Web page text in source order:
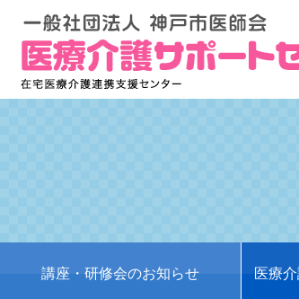
講座・研修会のお知らせ 医療